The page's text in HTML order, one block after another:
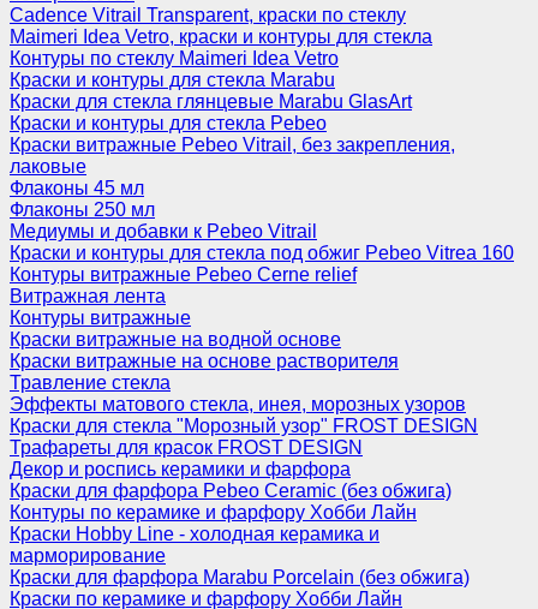
Cadence Vitrail Transparent, краски по стеклу
Maimeri Idea Vetro, краски и контуры для стекла
Контуры по стеклу Maimeri Idea Vetro
Краски и контуры для стекла Marabu
Краски для стекла глянцевые Marabu GlasArt
Краски и контуры для стекла Pebeo
Краски витражные Pebeo Vitrail, без закрепления,
лаковые
Флаконы 45 мл
Флаконы 250 мл
Медиумы и добавки к Pebeo Vitrail
Краски и контуры для стекла под обжиг Pebeo Vitrea 160
Контуры витражные Pebeo Cerne relief
Витражная лента
Контуры витражные
Краски витражные на водной основе
Краски витражные на основе растворителя
Травление стекла
Эффекты матового стекла, инея, морозных узоров
Краски для стекла "Морозный узор" FROST DESIGN
Трафареты для красок FROST DESIGN
Декор и роспись керамики и фарфора
Краски для фарфора Pebeo Ceramic (без обжига)
Контуры по керамике и фарфору Хобби Лайн
Краски Hobby Line - холодная керамика и
марморирование
Краски для фарфора Marabu Porcelain (без обжига)
Краски по керамике и фарфору Хобби Лайн